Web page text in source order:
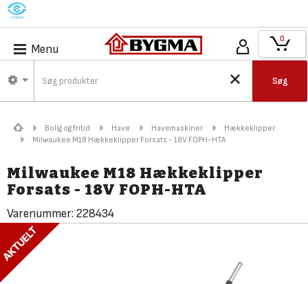
M
Menu
Søg
0
Bolig og fritid Have Havemaskiner
Hækkeklipper
Milwaukee M18 Hækkeklipper Forsats - 18V FOPH-HTA
Milwaukee M18 Hækkeklipper
Forsats - 18V FOPH-HTA
Varenummer: 228434